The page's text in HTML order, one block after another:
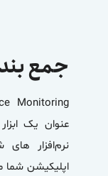
جمع
Monitoring
عنوان یک
نرم‌افزار
اپلیکیشن شما